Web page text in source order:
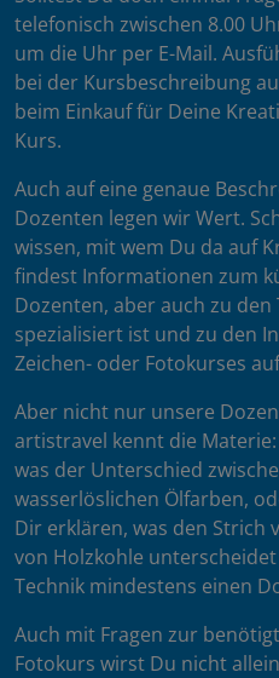
telefonisch zwischen 8.00
um die Uhr per E-Mail.
bei der Kursbeschreibung
beim Einkauf für Deine
Kurs.
Auch auf eine genaue
Dozenten legen wir Wert.
wissen, mit wem Du da auf
findest Informationen zum
Dozenten, aber auch zu
spezialisiert ist und zu den
Zeichen- oder Fotokurses
Aber nicht nur unsere
artistravel kennt die
was der Unterschied
wasserlöslichen Ölfarben,
Dir erklären, was den Strich
von Holzkohle
Technik mindestens einen
Auch mit Fragen zur
Fotokurs wirst Du nicht